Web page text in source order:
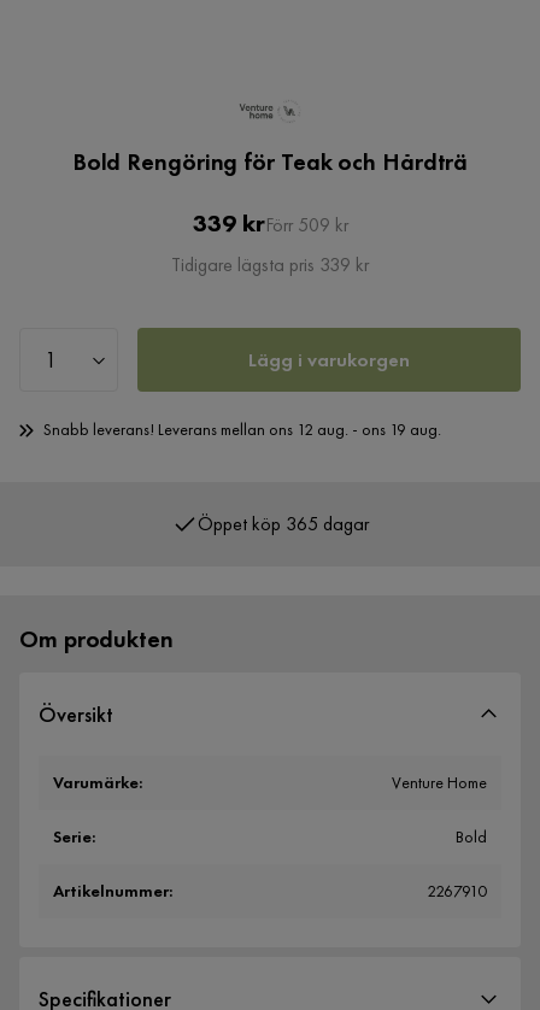
Bold Rengöring för Teak och Hårdträ
Pris
339 krOriginal
Pris
Förr 509 kr
Tidigare lägsta pris 339 kr
Lägg i varukorgen
Snabb leverans! Leverans mellan ons 12 aug. - ons 19 aug.
Om produkten
Översikt
Varumärke: Venture Home
Serie: Bold
Artikelnummer: 2267910
Specifikationer